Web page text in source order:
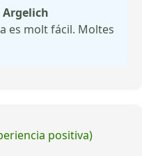
es molt fácil. Moltes
positiva)